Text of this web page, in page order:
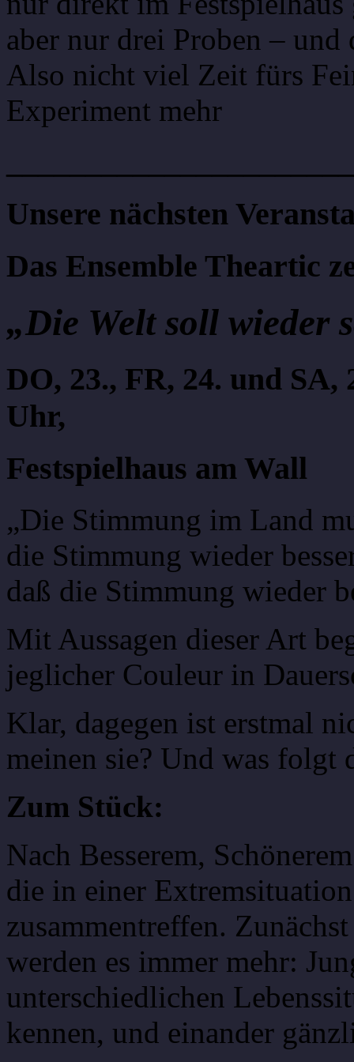
aber nur drei Proben – und
Also nicht viel Zeit fürs
Experiment mehr
Unsere nächsten
Das Ensemble Theartic
„Die Welt soll wieder
DO, 23., FR, 24. und SA,
Uhr,
Festspielhaus am Wall
„Die Stimmung im Land
die Stimmung wieder
daß die Stimmung wieder
Mit Aussagen dieser Art
jeglicher Couleur in
Klar, dagegen ist erstmal
meinen sie? Und was folgt
Zum Stück:
Nach Besserem,
die in einer
zusammentreffen.
werden es immer mehr:
unterschiedlichen
kennen, und einander